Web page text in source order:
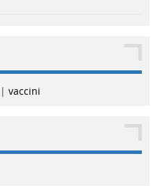
| vaccini